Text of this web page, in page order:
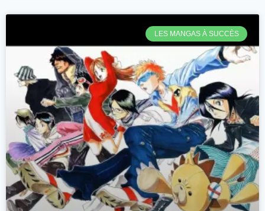
LES MANGAS À SUCCÈS